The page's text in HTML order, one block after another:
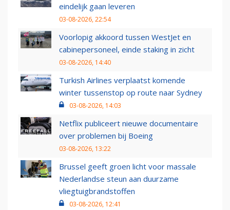
eindelijk gaan leveren
03-08-2026, 22:54
Voorlopig akkoord tussen WestJet en
cabinepersoneel, einde staking in zicht
03-08-2026, 14:40
Turkish Airlines verplaatst komende
winter tussenstop op route naar Sydney
03-08-2026, 14:03
Netflix publiceert nieuwe documentaire
over problemen bij Boeing
03-08-2026, 13:22
Brussel geeft groen licht voor massale
Nederlandse steun aan duurzame
vliegtuigbrandstoffen
03-08-2026, 12:41